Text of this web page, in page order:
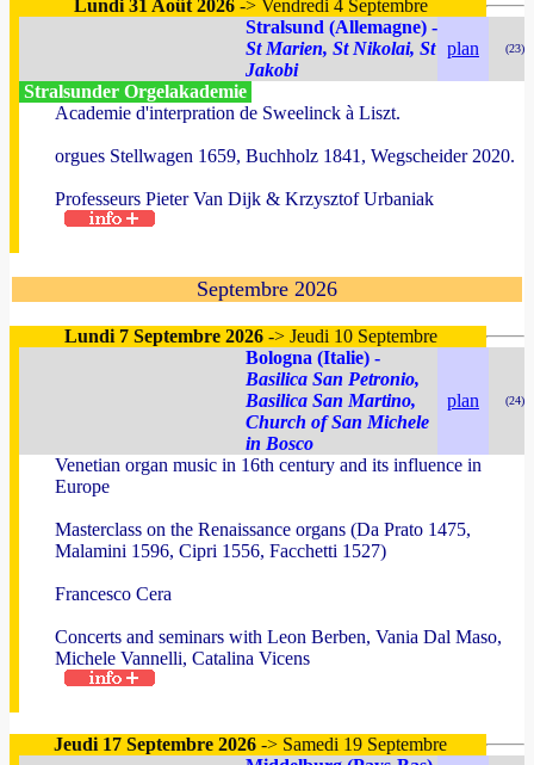
Lundi 31 Août 2026-> Vendredi 4 Septembre
Stralsund (Allemagne) -
St Marien, St Nikolai, St
Jakobi
plan (23)
Stralsunder Orgelakademie
Academie d'interpration de Sweelinck à Liszt.
orgues Stellwagen 1659, Buchholz 1841, Wegscheider 2020.
Professeurs Pieter Van Dijk & Krzysztof Urbaniak
Septembre 2026
Lundi 7 Septembre 2026-> Jeudi 10 Septembre
Bologna (Italie) -
Basilica San Petronio,
Basilica San Martino,
Church of San Michele
in Bosco
plan (24)
Venetian organ music in 16th century and its influence in
Europe
Masterclass on the Renaissance organs (Da Prato 1475,
Malamini 1596, Cipri 1556, Facchetti 1527)
Francesco Cera
Concerts and seminars with Leon Berben, Vania Dal Maso,
Michele Vannelli, Catalina Vicens
Jeudi 17 Septembre 2026 -> Samedi 19 Septembre